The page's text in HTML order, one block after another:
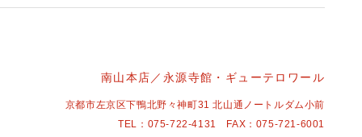
南山本店／永源寺館・ギューテロワール
京都市左京区下鴨北野々神町31 北山通ノートルダム小前
TEL： 075-722-4131 FAX：075-721-6001